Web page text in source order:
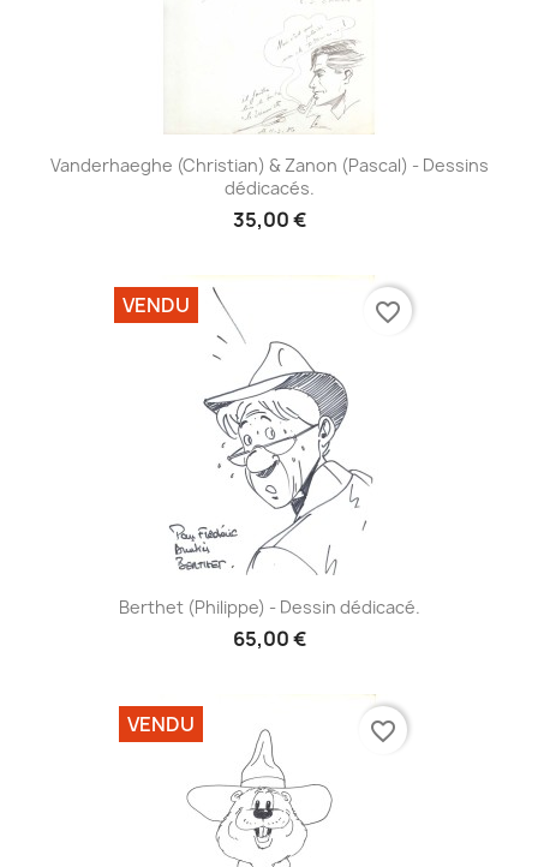
Vanderhaeghe (Christian) & Zanon (Pascal) - Dessins
dédicacés.
35,00 €
Berthet (Philippe) - Dessin dédicacé.
65,00 €
VENDU favorite_border
VENDU favorite_border